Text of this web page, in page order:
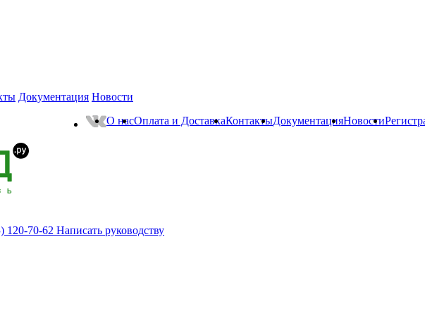
Документация Новости
О насОплата и ДоставкаКонтактыДокументацияНовости
120-70-62 Написать руководству